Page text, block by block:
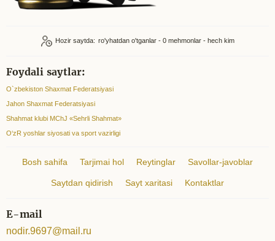
Hozir saytda: ro'yhatdan o'tganlar - 0 mehmonlar - hech kim
Foydali saytlar:
O`zbekiston Shaxmat Federatsiyasi
Jahon Shaxmat Federatsiyasi
Shahmat klubi MChJ «Sehrli Shahmat»
O‘zR yoshlar siyosati va sport vazirligi
Bosh sahifa Tarjimai hol Reytinglar Savollar-javoblar
Saytdan qidirish Sayt xaritasi Kontaktlar
E-mail
nodir.9697@mail.ru